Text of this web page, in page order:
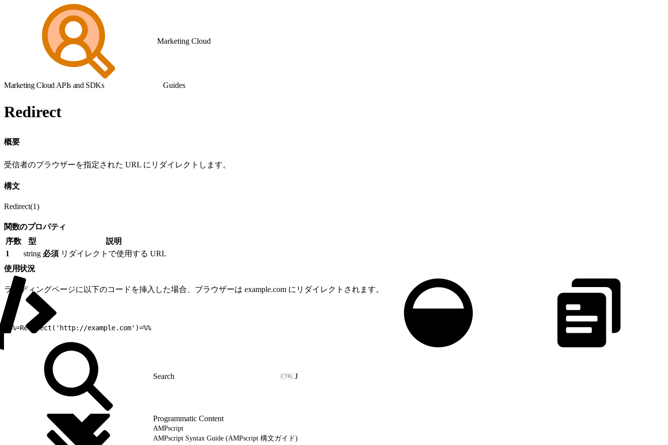
Marketing Cloud
Marketing Cloud APIs and SDKs Guides
Redirect
概要
受信者のブラウザーを指定された URL にリダイレクトします。
構文
Redirect(1)
関数のプロパティ
序数
型
説明
1
string 必須 リダイレクトで使用する URL
使用状況
ランディングページに以下のコードを挿入した場合、ブラウザーは example.com にリダイレクトされます。
%%=Redirect('http://example.com')=%%
J
Programmatic Content
AMPscript
AMPscript Syntax Guide (AMPscript 構文ガイド)